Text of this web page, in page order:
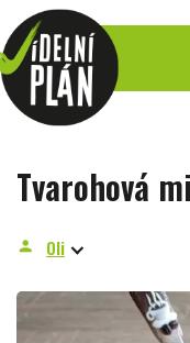
Tvarohová
person Oli